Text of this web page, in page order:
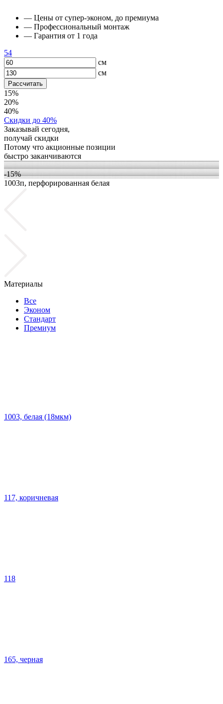
— Цены от супер-эконом, до премиума
— Профессиональный монтаж
— Гарантия от 1 года
54
см
см
Рассчитать
15%
20%
40%
Скидки до 40%
Заказывай сегодня,
получай скидки
Потому что акционные позиции
быстро заканчиваются
-15%
1003п, перфорированная белая
Материалы
Все
Эконом
Стандарт
Премиум
1003, белая (18мкм)
117, коричневая
118
165, черная